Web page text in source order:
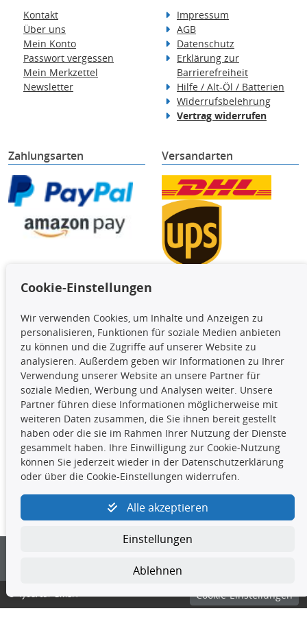
Kontakt
Über uns
Mein Konto
Passwort vergessen
Mein Merkzettel
Newsletter
Impressum
AGB
Datenschutz
Erklärung zur
Barrierefreiheit
Hilfe / Alt-Öl / Batterien
Widerrufsbelehrung
Vertrag widerrufen
Zahlungsarten Versandarten
Die hier angezeigten Daten,
insbesondere die gesamte Datenbank,
dürfen nicht kopiert werden. Es ist zu
unterlassen, die Daten oder die gesamte Datenbank ohne
vorherige Zustimmung TecDocs zu vervielfältigen, zu
verbreiten und/oder diese Handlungen durch Dritte ausführen
zu lassen. Ein Zuwiderhandeln stellt eine
Urheberrechtsverletzung dar und wird verfolgt.
Kontakt
4yourcar GmbH | Avidesweg 1 | 27386 Hemsbünde |
kundenservice@4yourcar.de
© 4yourcar GmbH Cookie-Einstellungen
Cookie-Einstellungen
Wir verwenden Cookies, um Inhalte und Anzeigen zu
personalisieren, Funktionen für soziale Medien anbieten
zu können und die Zugriffe auf unserer Website zu
analysieren. Außerdem geben wir Informationen zu Ihrer
Verwendung unserer Website an unsere Partner für
soziale Medien, Werbung und Analysen weiter. Unsere
Partner führen diese Informationen möglicherweise mit
weiteren Daten zusammen, die Sie ihnen bereit gestellt
haben oder die sie im Rahmen Ihrer Nutzung der Dienste
gesammelt haben. Ihre Einwilligung zur Cookie-Nutzung
können Sie jederzeit wieder in der Datenschutzerklärung
oder über die Cookie-Einstellungen widerrufen.
Alle akzeptieren
Einstellungen
Ablehnen